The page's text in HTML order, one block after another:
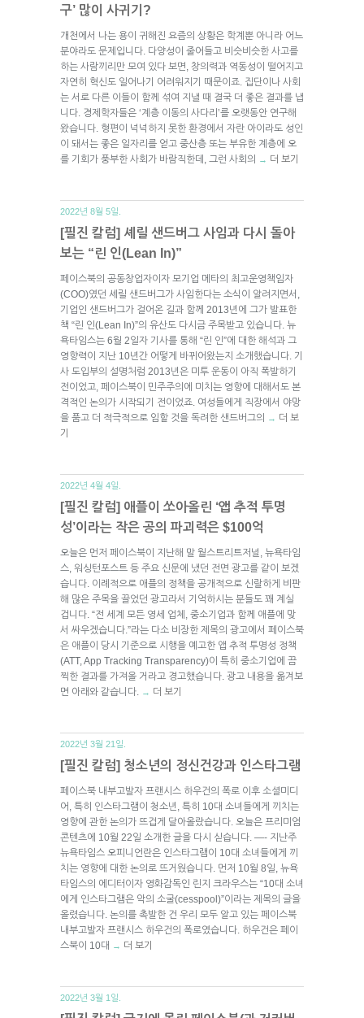
구’ 많이 사귀기?
개천에서 나는 용이 귀해진 요즘의 상황은 학계뿐 아니라 어느
분야라도 문제입니다. 다양성이 줄어들고 비슷비슷한 사고를
하는 사람끼리만 모여 있다 보면, 창의력과 역동성이 떨어지고
자연히 혁신도 일어나기 어려워지기 때문이죠. 집단이나 사회
는 서로 다른 이들이 함께 섞여 지낼 때 결국 더 좋은 결과를 냅
니다. 경제학자들은 ‘계층 이동의 사다리’를 오랫동안 연구해
왔습니다. 형편이 넉넉하지 못한 환경에서 자란 아이라도 성인
이 돼서는 좋은 일자리를 얻고 중산층 또는 부유한 계층에 오
를 기회가 풍부한 사회가 바람직한데, 그런 사회의
→ 더 보기
2022년 8월 5일.
[필진 칼럼] 셰릴 샌드버그 사임과 다시 돌아
보는 “린 인(Lean In)”
페이스북의 공동창업자이자 모기업 메타의 최고운영책임자
(COO)였던 셰릴 샌드버그가 사임한다는 소식이 알려지면서,
기업인 샌드버그가 걸어온 길과 함께 2013년에 그가 발표한
책 “린 인(Lean In)”의 유산도 다시금 주목받고 있습니다. 뉴
욕타임스는 6월 2일자 기사를 통해 “린 인”에 대한 해석과 그
영향력이 지난 10년간 어떻게 바뀌어왔는지 소개했습니다. 기
사 도입부의 설명처럼 2013년은 미투 운동이 아직 폭발하기
전이었고, 페이스북이 민주주의에 미치는 영향에 대해서도 본
격적인 논의가 시작되기 전이었죠. 여성들에게 직장에서 야망
을 품고 더 적극적으로 임할 것을 독려한 샌드버그의
→ 더 보
기
2022년 4월 4일.
[필진 칼럼] 애플이 쏘아올린 ‘앱 추적 투명
성’이라는 작은 공의 파괴력은 $100억
오늘은 먼저 페이스북이 지난해 말 월스트리트저널, 뉴욕타임
스, 워싱턴포스트 등 주요 신문에 냈던 전면 광고를 같이 보겠
습니다. 이례적으로 애플의 정책을 공개적으로 신랄하게 비판
해 많은 주목을 끌었던 광고라서 기억하시는 분들도 꽤 계실
겁니다. “전 세계 모든 영세 업체, 중소기업과 함께 애플에 맞
서 싸우겠습니다.”라는 다소 비장한 제목의 광고에서 페이스북
은 애플이 당시 기준으로 시행을 예고한 앱 추적 투명성 정책
(ATT, App Tracking Transparency)이 특히 중소기업에 끔
찍한 결과를 가져올 거라고 경고했습니다. 광고 내용을 옮겨보
면 아래와 같습니다.
→ 더 보기
2022년 3월 21일.
[필진 칼럼] 청소년의 정신건강과 인스타그램
페이스북 내부고발자 프랜시스 하우건의 폭로 이후 소셜미디
어, 특히 인스타그램이 청소년, 특히 10대 소녀들에게 끼치는
영향에 관한 논의가 뜨겁게 달아올랐습니다. 오늘은 프리미엄
콘텐츠에 10월 22일 소개한 글을 다시 싣습니다. —- 지난주
뉴욕타임스 오피니언란은 인스타그램이 10대 소녀들에게 끼
치는 영향에 대한 논의로 뜨거웠습니다. 먼저 10월 8일, 뉴욕
타임스의 에디터이자 영화감독인 린지 크라우스는 “10대 소녀
에게 인스타그램은 악의 소굴(cesspool)”이라는 제목의 글을
올렸습니다. 논의를 촉발한 건 우리 모두 알고 있는 페이스북
내부고발자 프랜시스 하우건의 폭로였습니다. 하우건은 페이
스북이 10대 → 더 보기
2022년 3월 1일.